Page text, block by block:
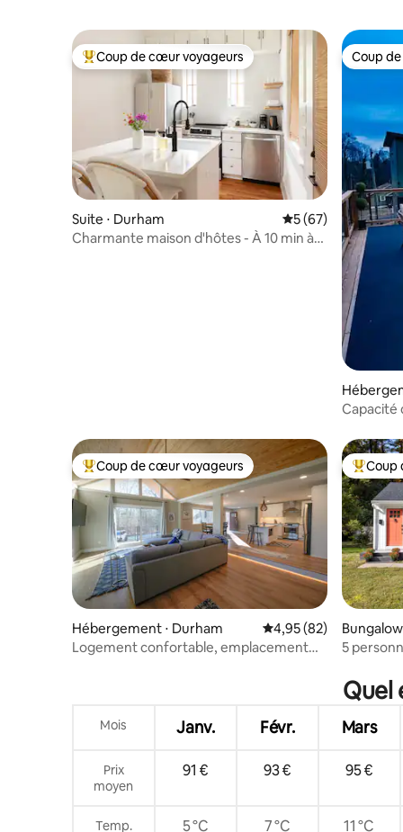
Coups de cœur voyageurs les plus appréciés
Coup de cœur voyageurs
Suite ⋅ Durham Évaluation
5 (67)
Charmante maison d'hôtes - À 10 min à
Coup
Coup
Capacité
minutes
Coups de cœur voyageurs les plus appréciés
Coup de cœur voyageurs
Hébergement ⋅ Durham Évaluation moyenne
4,95 (82)
Logement confortable, emplacement
Coups
Coup
5
Quel
Mois Janv. Févr. Mars
Prix
moyen
91 € 93 € 95 €
Temp. 5 °C 7 °C 11 °C